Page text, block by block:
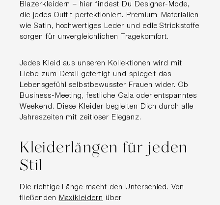
Blazerkleidern – hier findest Du Designer-Mode,
die jedes Outfit perfektioniert. Premium-Materialien
wie Satin, hochwertiges Leder und edle Strickstoffe
sorgen für unvergleichlichen Tragekomfort.
Jedes Kleid aus unseren Kollektionen wird mit
Liebe zum Detail gefertigt und spiegelt das
Lebensgefühl selbstbewusster Frauen wider. Ob
Business-Meeting, festliche Gala oder entspanntes
Weekend. Diese Kleider begleiten Dich durch alle
Jahreszeiten mit zeitloser Eleganz.
Kleiderlängen für jeden
Stil
Die richtige Länge macht den Unterschied. Von
fließenden Maxikleidern über